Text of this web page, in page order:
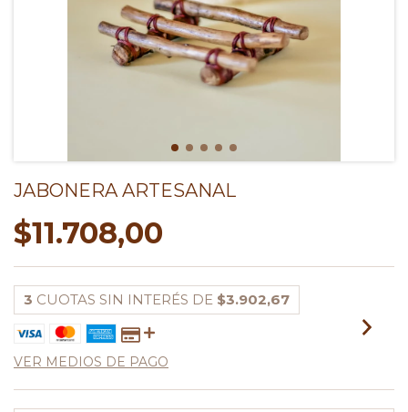
JABONERA ARTESANAL
$11.708,00
3 CUOTAS SIN INTERÉS DE $3.902,67
VER MEDIOS DE PAGO